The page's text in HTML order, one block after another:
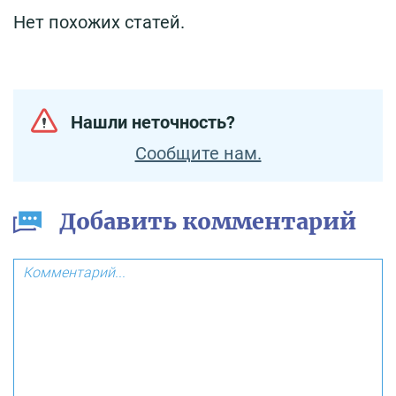
Нет похожих статей.
Нашли неточность?
Сообщите нам.
Добавить комментарий